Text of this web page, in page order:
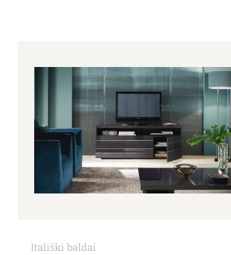
Itališki baldai